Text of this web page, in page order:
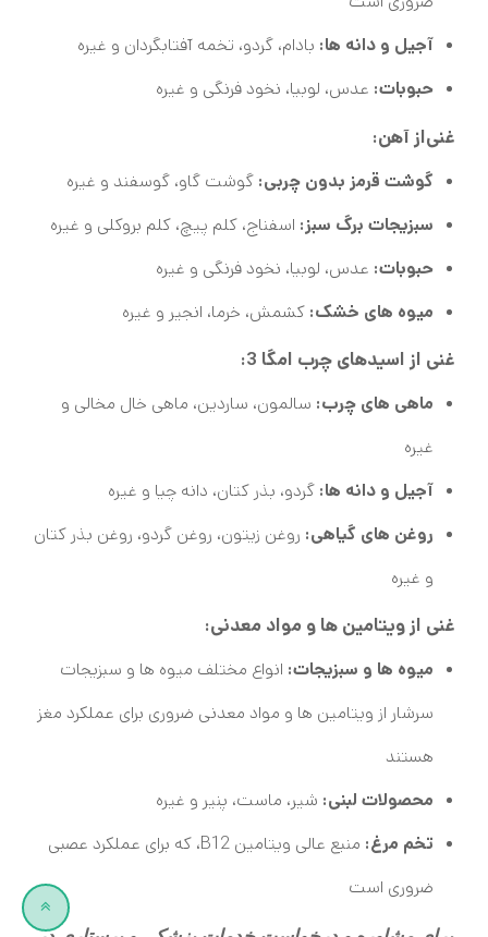
آجیل و دانه ها: بادام، گردو، تخمه آفتابگردان و غیره
حبوبات: عدس، لوبیا، نخود فرنگی و غیره
غنی‌از آهن:
گوشت قرمز بدون چربی: گوشت گاو، گوسفند و غیره
سبزیجات برگ سبز: اسفناج، کلم پیچ، کلم بروکلی و غیره
حبوبات: عدس، لوبیا، نخود فرنگی و غیره
میوه های خشک: کشمش، خرما، انجیر و غیره
غنی از اسیدهای چرب امگا 3:
ماهی های چرب: سالمون، ساردین، ماهی خال مخالی و
غیره
آجیل و دانه ها: گردو، بذر کتان، دانه چیا و غیره
روغن های گیاهی: روغن زیتون، روغن گردو، روغن بذر کتان
و غیره
غنی از ویتامین ها و مواد معدنی:
میوه ها و سبزیجات: انواع مختلف میوه ها و سبزیجات
سرشار از ویتامین ها و مواد معدنی ضروری برای عملکرد مغز
هستند
محصولات لبنی: شیر، ماست، پنیر و غیره
تخم مرغ:
منبع عالی ویتامین B12، که برای عملکرد عصبی
ضروری است